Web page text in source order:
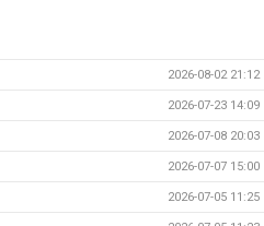
2026-08-02 21:12
2026-07-23 14:09
2026-07-08 20:03
2026-07-07 15:00
2026-07-05 11:25